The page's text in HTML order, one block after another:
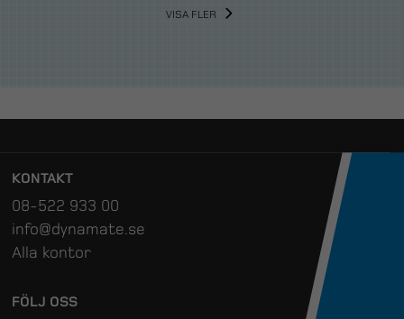
VISA FLER
KONTAKT
08-522 933 00
info@dynamate.se
Alla kontor
FÖLJ OSS